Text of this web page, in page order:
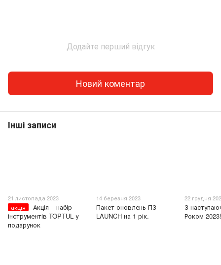
Додайте перший відгук
Новий коментар
Інші записи
21 листопада 2023
акція
Акція – набір
інструментів TOPTUL у
подарунок
14 березня 2023
Пакет оновлень ПЗ
LAUNCH на 1 рік.
22 грудня
З
Роком